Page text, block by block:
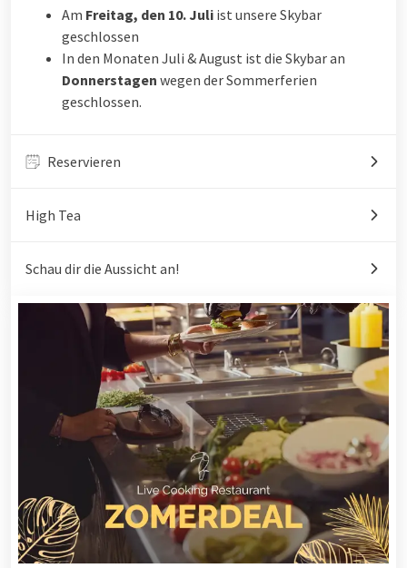
Am Freitag, den 10. Juli ist unsere Skybar
geschlossen
In den Monaten Juli & August ist die Skybar an
Donnerstagen wegen der Sommerferien
geschlossen.
Reservieren
High Tea
Schau dir die Aussicht an!